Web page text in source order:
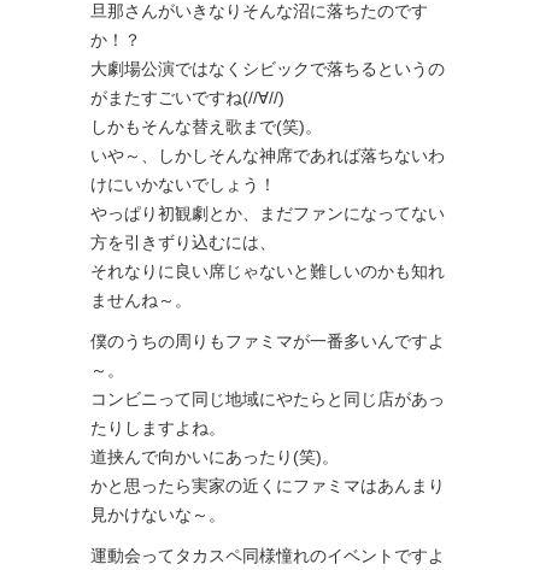
旦那さんがいきなりそんな沼に落ちたのです
か！？
大劇場公演ではなくシビックで落ちるというの
がまたすごいですね(//∀//)
しかもそんな替え歌まで(笑)。
いや～、しかしそんな神席であれば落ちないわ
けにいかないでしょう！
やっぱり初観劇とか、まだファンになってない
方を引きずり込むには、
それなりに良い席じゃないと難しいのかも知れ
ませんね～。
僕のうちの周りもファミマが一番多いんですよ
～。
コンビニって同じ地域にやたらと同じ店があっ
たりしますよね。
道挟んで向かいにあったり(笑)。
かと思ったら実家の近くにファミマはあんまり
見かけないな～。
運動会ってタカスペ同様憧れのイベントですよ